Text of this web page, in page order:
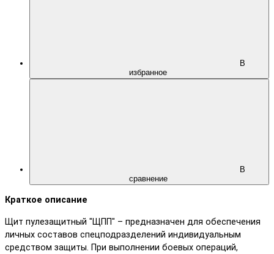
В
избранное
В
сравнение
Краткое описание
Щит пулезащитный "ЩПП" – предназначен для обеспечения
личных составов спецподразделений индивидуальным
средством защиты. При выполнении боевых операций,